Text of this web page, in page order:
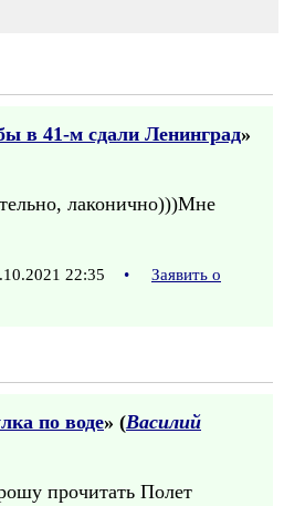
в 41-м сдали Ленинград»
лаконично)))Мне
22:35 •
Заявить о
по воде» (Василий
прочитать Полет